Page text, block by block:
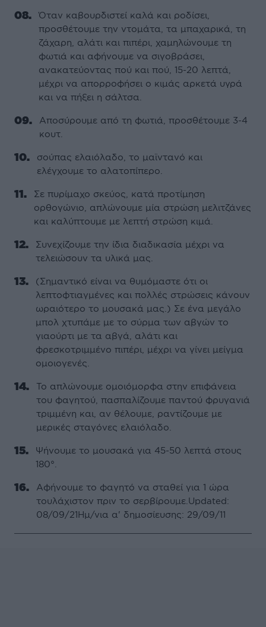
Όταν καβουρδιστεί καλά και ροδίσει,
προσθέτουμε την ντομάτα, τα μπαχαρικά, τη
ζάχαρη, αλάτι και πιπέρι, χαμηλώνουμε τη
φωτιά και αφήνουμε να σιγοβράσει,
ανακατεύοντας πού και πού, 15-20 λεπτά,
μέχρι να απορροφήσει ο κιμάς αρκετά υγρά
και να πήξει η σάλτσα.
Αποσύρουμε από τη φωτιά, προσθέτουμε 3-4
κουτ.
σούπας ελαιόλαδο, το μαϊντανό και
ελέγχουμε το αλατοπίπερο.
Σε πυρίμαχο σκεύος, κατά προτίμηση
ορθογώνιο, απλώνουμε μία στρώση μελιτζάνες
και καλύπτουμε με λεπτή στρώση κιμά.
Συνεχίζουμε την ίδια διαδικασία μέχρι να
τελειώσουν τα υλικά μας.
(Σημαντικό είναι να θυμόμαστε ότι οι
λεπτοφτιαγμένες και πολλές στρώσεις κάνουν
ωραιότερο το μουσακά μας.) Σε ένα μεγάλο
μπολ χτυπάμε με το σύρμα των αβγών το
γιαούρτι με τα αβγά, αλάτι και
φρεσκοτριμμένο πιπέρι, μέχρι να γίνει μείγμα
ομοιογενές.
Το απλώνουμε ομοιόμορφα στην επιφάνεια
του φαγητού, πασπαλίζουμε παντού φρυγανιά
τριμμένη και, αν θέλουμε, ραντίζουμε με
μερικές σταγόνες ελαιόλαδο.
Ψήνουμε το μουσακά για 45-50 λεπτά στους
180°.
Αφήνουμε το φαγητό να σταθεί για 1 ώρα
τουλάχιστον πριν το σερβίρουμε.Updated:
08/09/21Ημ/νια α' δημοσίευσης: 29/09/11